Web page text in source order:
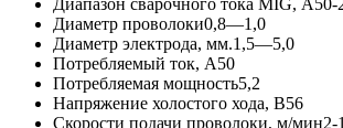
Диапазон сварочного тока MIG, А50-
Диаметр проволоки0,8—1,0
Диаметр электрода, мм.1,5—5,0
Потребляемый ток, А50
Потребляемая мощность5,2
Напряжение холостого хода, В56
Скорости подачи проволоки, м/мин2-